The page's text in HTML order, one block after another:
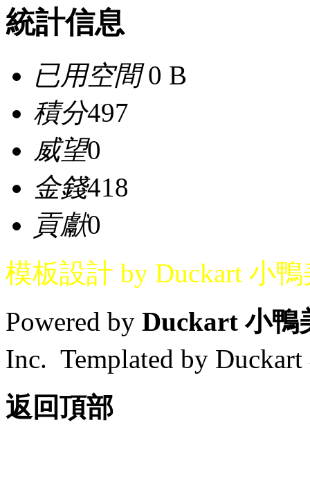
統計信息
已用空間0 B
積分497
威望0
金錢418
貢獻0
模板設計 by Duckart 小
Powered by Duckart 小鴨
Inc. Templated by
返回頂部